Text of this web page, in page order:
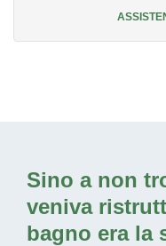
Sino a non
veniva
bagno era la